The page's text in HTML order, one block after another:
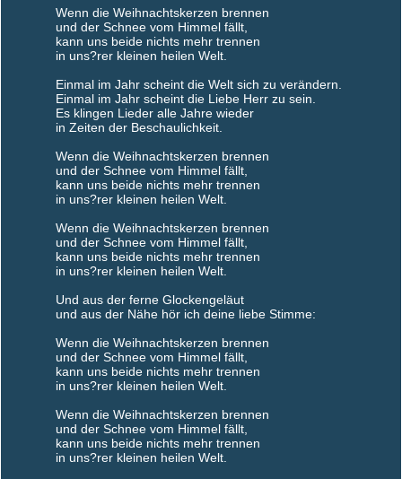
Wenn die Weihnachtskerzen brennen
und der Schnee vom Himmel fällt,
kann uns beide nichts mehr trennen
in uns?rer kleinen heilen Welt.
Einmal im Jahr scheint die Welt sich zu verändern.
Einmal im Jahr scheint die Liebe Herr zu sein.
Es klingen Lieder alle Jahre wieder
in Zeiten der Beschaulichkeit.
Wenn die Weihnachtskerzen brennen
und der Schnee vom Himmel fällt,
kann uns beide nichts mehr trennen
in uns?rer kleinen heilen Welt.
Wenn die Weihnachtskerzen brennen
und der Schnee vom Himmel fällt,
kann uns beide nichts mehr trennen
in uns?rer kleinen heilen Welt.
Und aus der ferne Glockengeläut
und aus der Nähe hör ich deine liebe Stimme:
Wenn die Weihnachtskerzen brennen
und der Schnee vom Himmel fällt,
kann uns beide nichts mehr trennen
in uns?rer kleinen heilen Welt.
Wenn die Weihnachtskerzen brennen
und der Schnee vom Himmel fällt,
kann uns beide nichts mehr trennen
in uns?rer kleinen heilen Welt.